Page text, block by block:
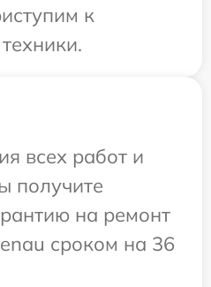
к
всех работ и
получите
на ремонт
сроком на 36